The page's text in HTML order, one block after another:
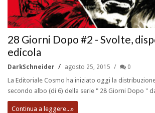
28 Giorni Dopo #2 - Svolte,
edicola
DarkSchneider agosto 25, 2015 0
La Editoriale Cosmo ha iniziato oggi la
secondo albo (di 6) della serie " 28 Giorni Dopo "
Continua a leggere...»